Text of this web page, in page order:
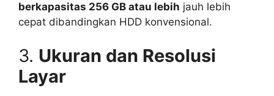
berkapasitas 256 GB atau lebih jauh lebih
cepat dibandingkan HDD konvensional.
3. Ukuran dan Resolusi
Layar